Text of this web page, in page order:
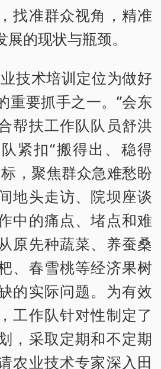
找准群众视角，精准
的现状与瓶颈。
技术培训定位为做好
重要抓手之一。”会东
帮扶工作队队员舒洪
紧扣“搬得出、稳得
，聚焦群众急难愁盼
地头走访、院坝座谈
中的痛点、堵点和难
原先种蔬菜、养蚕桑
、春雪桃等经济果树
的实际问题。为有效
工作队针对性制定了
，采取定期和不定期
农业技术专家深入田